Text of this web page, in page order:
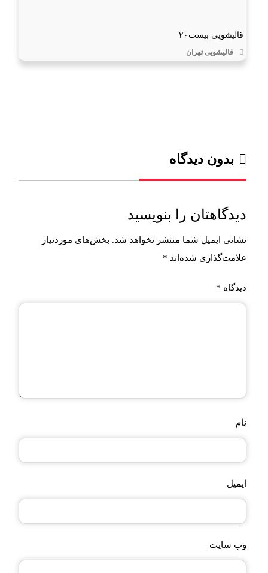
قالیشویی بیست۲۰
قالیشویی تهران
بدون دیدگاه
دیدگاهتان را بنویسید
نشانی ایمیل شما منتشر نخواهد شد. بخش‌های موردنیاز
علامت‌گذاری شده‌اند *
دیدگاه *
نام
ایمیل
وب‌ سایت